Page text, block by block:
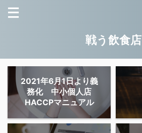
戦う飲食店
2021年6月1日より義
務化 中小個人店
HACCPマニュアル